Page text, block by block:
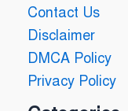
Contact Us
Disclaimer
DMCA Policy
Privacy Policy